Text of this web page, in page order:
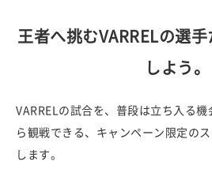
王者へ挑むVARRELの選
しよう。
VARRELの試合を、普段は立ち入る
ら観戦できる、キャンペーン限定の
します。